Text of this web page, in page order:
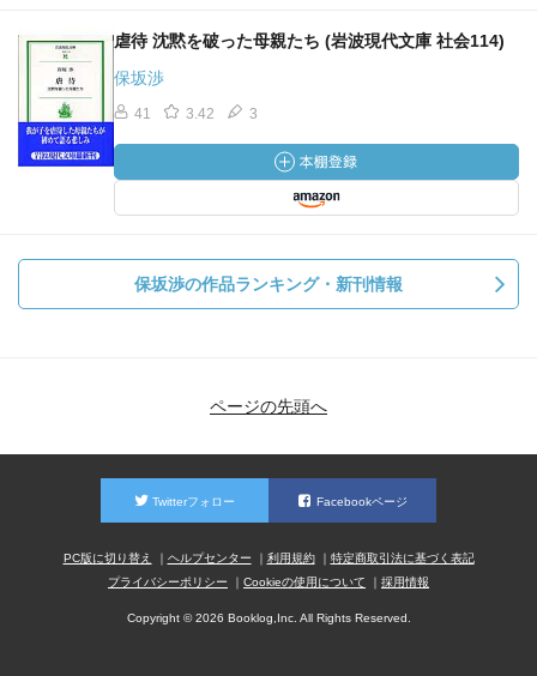
虐待 沈黙を破った母親たち (岩波現代文庫 社会114)
保坂渉
41 3.42 3
保坂渉の作品ランキング・新刊情報
ページの先頭へ
Twitterフォロー Facebookページ
PC版に切り替え ヘルプセンター 利用規約
特定商取引法に基づく表記
プライバシーポリシー
Cookieの使用について 採用情報
Copyright © 2026 Booklog,Inc. All Rights Reserved.